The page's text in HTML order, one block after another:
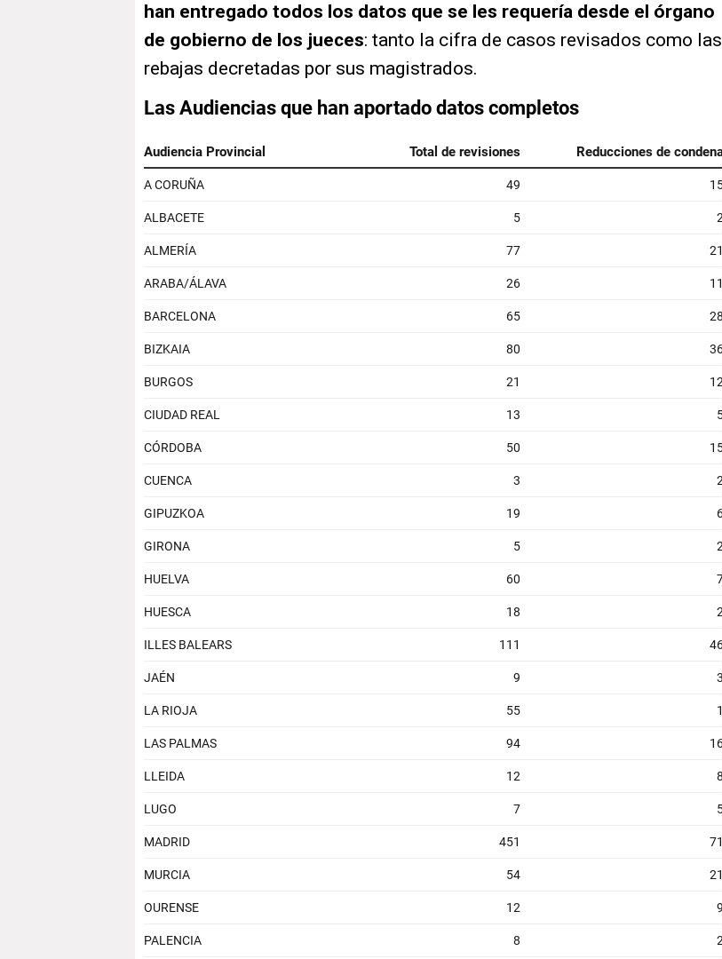
han entregado todos los datos que se les requería desde el órgano
de gobierno de los jueces: tanto la cifra de casos revisados como las
rebajas decretadas por sus magistrados.